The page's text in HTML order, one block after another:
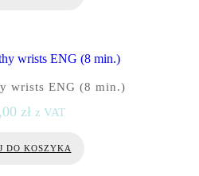
wrists ENG (8 min.)
zł z VAT
DO KOSZYKA